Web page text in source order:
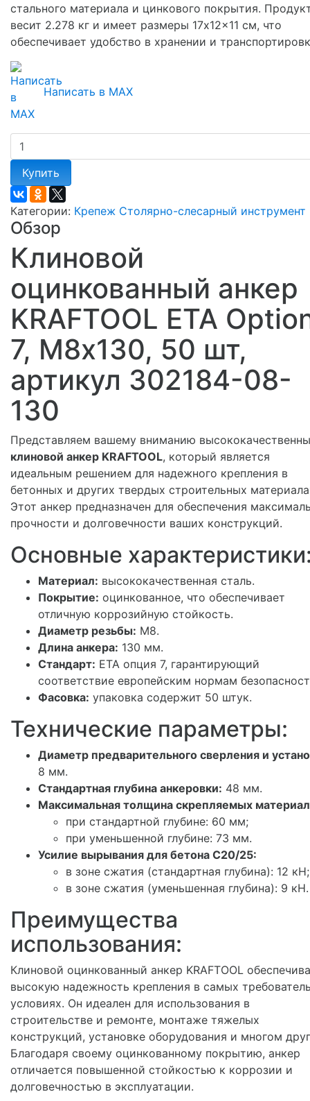
стального материала и цинкового покрытия.
весит 2.278 кг и имеет размеры 17x12x11 см, что
обеспечивает удобство в хранении и
Написать в MAX
Купить
Категории: Крепеж Столярно-слесарный инструмент
Обзор
Клиновой
оцинкованный анкер
KRAFTOOL ETA
7, М8x130, 50 шт,
артикул 302184-08-
130
Представляем вашему вниманию
клиновой анкер KRAFTOOL, который является
идеальным решением для надежного крепления в
бетонных и других твердых строительных
Этот анкер предназначен для обеспечения
прочности и долговечности ваших конструкций.
Основные
Материал: высококачественная сталь.
Покрытие: оцинкованное, что обеспечивает
отличную коррозийную стойкость.
Диаметр резьбы: М8.
Длина анкера: 130 мм.
Стандарт: ETA опция 7, гарантирующий
соответствие европейским нормам
Фасовка: упаковка содержит 50 штук.
Технические параметры:
Диаметр предварительного сверления и
8 мм.
Стандартная глубина анкеровки: 48 мм.
Максимальная толщина скрепляемых
при стандартной глубине: 60 мм;
при уменьшенной глубине: 73 мм.
Усилие вырывания для бетона С20/25:
в зоне сжатия (стандартная глубина): 12 кН;
в зоне сжатия (уменьшенная глубина): 9 кН.
Преимущества
использования:
Клиновой оцинкованный анкер KRAFTOOL
высокую надежность крепления в самых
условиях. Он идеален для использования в
строительстве и ремонте, монтаже тяжелых
конструкций, установке оборудования и многом
Благодаря своему оцинкованному покрытию, анкер
отличается повышенной стойкостью к коррозии и
долговечностью в эксплуатации.